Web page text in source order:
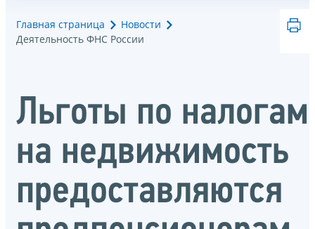
Главная страница
Новости
Деятельность ФНС России
Льготы по налогам
на недвижимость
предоставляются